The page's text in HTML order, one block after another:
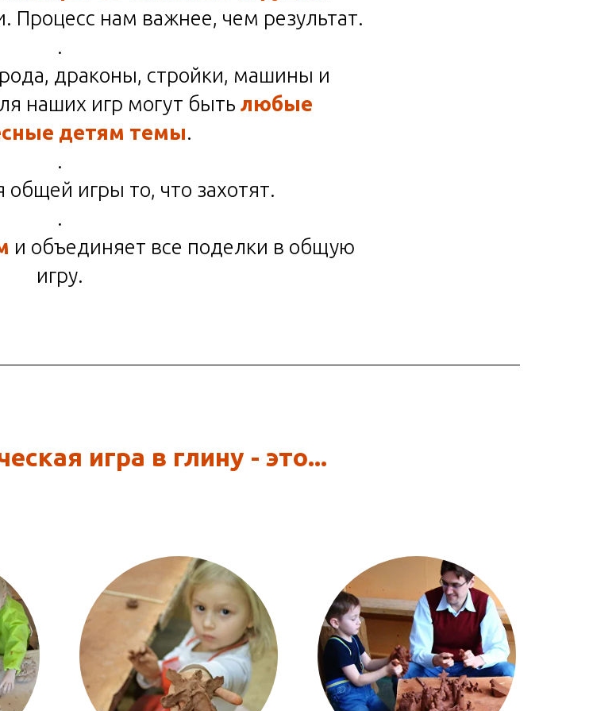
нам важнее, чем результат.
.
драконы, стройки, машины и
наших игр могут быть любые
детям темы.
.
общей игры то, что захотят.
.
и объединяет все поделки в общую
игру.
игра в глину - это...